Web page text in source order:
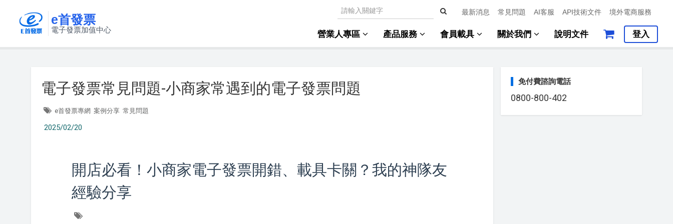
e首發票
電子發票加值中心
最新消息 常見問題 AI客服 API技術文件 境外電商服務
營業人專區 產品服務 會員載具 關於我們 說明文件 登入
電子發票常見問題-小商家常遇到的電子發票問題
e首發票專網 案例分享 常見問題
2025/02/20
開店必看！小商家電子發票開錯、載具卡關？我的神隊友
經驗分享
免付費諮詢電話
0800-800-402